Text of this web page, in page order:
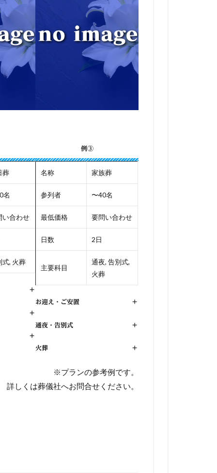
葬
名
い合わせ
式, 火葬
+
+
+
例③
名称 家族葬
参列者 〜40名
最低価格 要問い合わせ
日数 2日
主要科目
通夜, 告別式,
火葬
お迎え・ご安置 +
通夜・告別式 +
火葬 +
※プランの参考例です。
詳しくは葬儀社へお問合せください。